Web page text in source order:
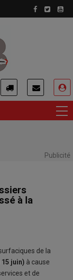
Publicité
à la
de la
15 juin) à cause
et de